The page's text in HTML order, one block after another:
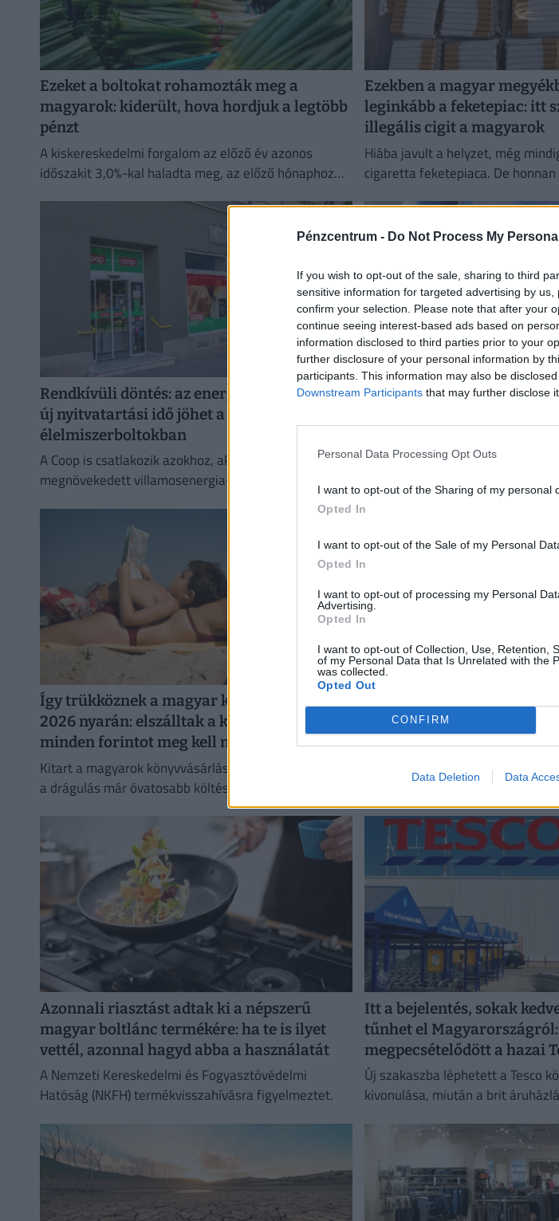
Pénzcentrum - Do Not Process My
If you wish to opt-out of the sale, sharing to third
sensitive information for targeted advertising by
confirm your selection. Please note that after your
continue seeing interest-based ads based on
information disclosed to third parties prior to your
further disclosure of your personal information by
participants. This information may also be
Downstream Participants that may further disclose
Personal Data Processing Opt Outs
I want to opt-out of the Sharing of my personal
Opted In
I want to opt-out of the Sale of my Personal
Opted In
I want to opt-out of processing my Personal
Advertising.
Opted In
I want to opt-out of Collection, Use, Retention,
of my Personal Data that Is Unrelated with the
was collected.
Opted Out
CONFIRM
Data Deletion Data
Ezeket a boltokat rohamozták meg a
magyarok: kiderült, hova hordjuk a legtöbb
pénzt
A kiskereskedelmi forgalom az előző év azonos
időszakit 3,0%-kal haladta meg, az előző hónaphoz
Ezekben a magyar
leginkább a feketepiac: itt
illegális cigit a magyarok
Hiába javult a helyzet, még
cigaretta feketepiaca. De
feketepiac?
Rendkívüli döntés: az energiaválság miatt
új nyitvatartási idő jöhet a Coop
élelmiszerboltokban
A Coop is csatlakozik azokhoz, akik a hőség és a
megnövekedett villamosenergia-igény miatt
energiatakarékossági intézkedéseket vezetnek be.
Visszatér a legendás Lutra
Hamarosan ismét a boltok
legismertebb magyar matricás
kilencvenes évek elején gyerekek
Így trükköznek a magyar könyvmolyok
2026 nyarán: elszálltak a könyvárak, most
minden forintot meg kell menteni
Kitart a magyarok könyvvásárlási kedve a nyáron, de
a drágulás már óvatosabb költésre készteti az
mennyibe kerül a tartása?
egy helyen
Az ékszerteknős sokszor olcsón
tartása az első évben akár több
kiadás is lehet. Mutatjuk, miből
teknőstartás költsége!
Azonnali riasztást adtak ki a népszerű
magyar boltlánc termékére: ha te is ilyet
vettél, azonnal hagyd abba a használatát
A Nemzeti Kereskedelmi és Fogyasztóvédelmi
Hatóság (NKFH) termékvisszahívásra figyelmeztet.
Itt a bejelentés, sokak
tűnhet el Magyarországról:
megpecsételődött a hazai
Új szakaszba léphetett a Tesco
kivonulása, miután a brit